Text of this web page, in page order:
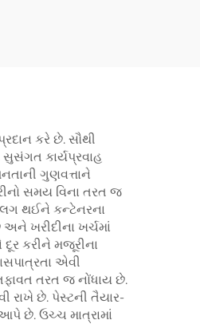
કરે છે. સૌથી
કાર્યપ્રવાહ
ગુણવત્તાને
સમય વિના તરત જ
થઈને કન્ટેનરના
ખરીદીના ખર્ચમાં
કરીને મજૂરીના
એવી
તરત જ નોંધાય છે.
રાખે છે. પેસ્ટની તૈયાર-
છે. ઉચ્ચ માત્રામાં